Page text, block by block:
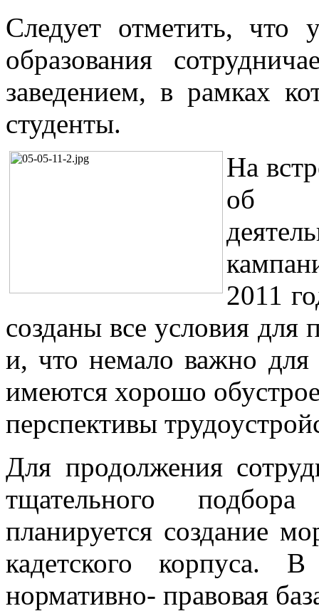
Следует отметить, что
образования
заведением, в рамках
студенты.
На
об
2011
созданы все условия для
и, что немало важно для
имеются хорошо
перспективы
Для продолжения
тщательного
планируется создание
кадетского корпуса.
нормативно- правовая